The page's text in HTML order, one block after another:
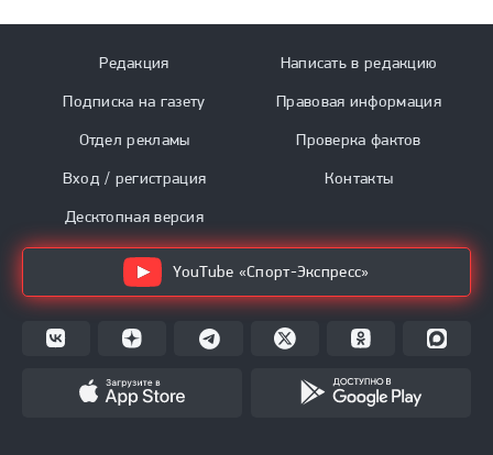
Редакция
Подписка на газету
Отдел рекламы
Вход / регистрация
Десктопная версия
Написать в редакцию
Правовая информация
Проверка фактов
Контакты
YouTube «Спорт-Экспресс»